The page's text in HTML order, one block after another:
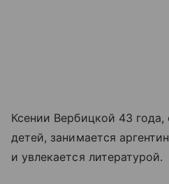
Ксении Вербицкой 43
детей, занимается
и увлекается литературой.